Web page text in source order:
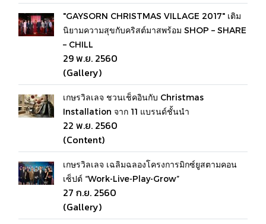
"GAYSORN CHRISTMAS VILLAGE 2017" เติม
นิยามความสุขกับคริสต์มาสพร้อม SHOP – SHARE
– CHILL
29 พ.ย. 2560
(Gallery)
เกษรวิลเลจ ชวนเช็คอินกับ Christmas
Installation จาก 11 แบรนด์ชั้นนำ
22 พ.ย. 2560
(Content)
เกษรวิลเลจ เฉลิมฉลองโครงการมิกซ์ยูสตามคอน
เซ็ปต์ “Work-Live-Play-Grow”
27 ก.ย. 2560
(Gallery)